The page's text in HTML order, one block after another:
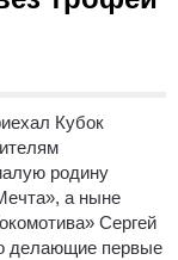
Кубок
родину
а ныне
Сергей
делающие первые